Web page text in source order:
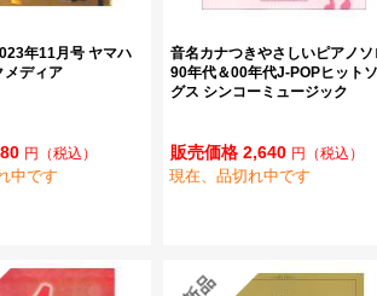
年11月号 ヤマハ
メディア
円 （税込）
中です
音名カナつきやさしいピアノソ
90年代＆00年代J-POPヒット
グス シンコーミュージック
販売価格 2,640 円 （税込）
現在、品切れ中です